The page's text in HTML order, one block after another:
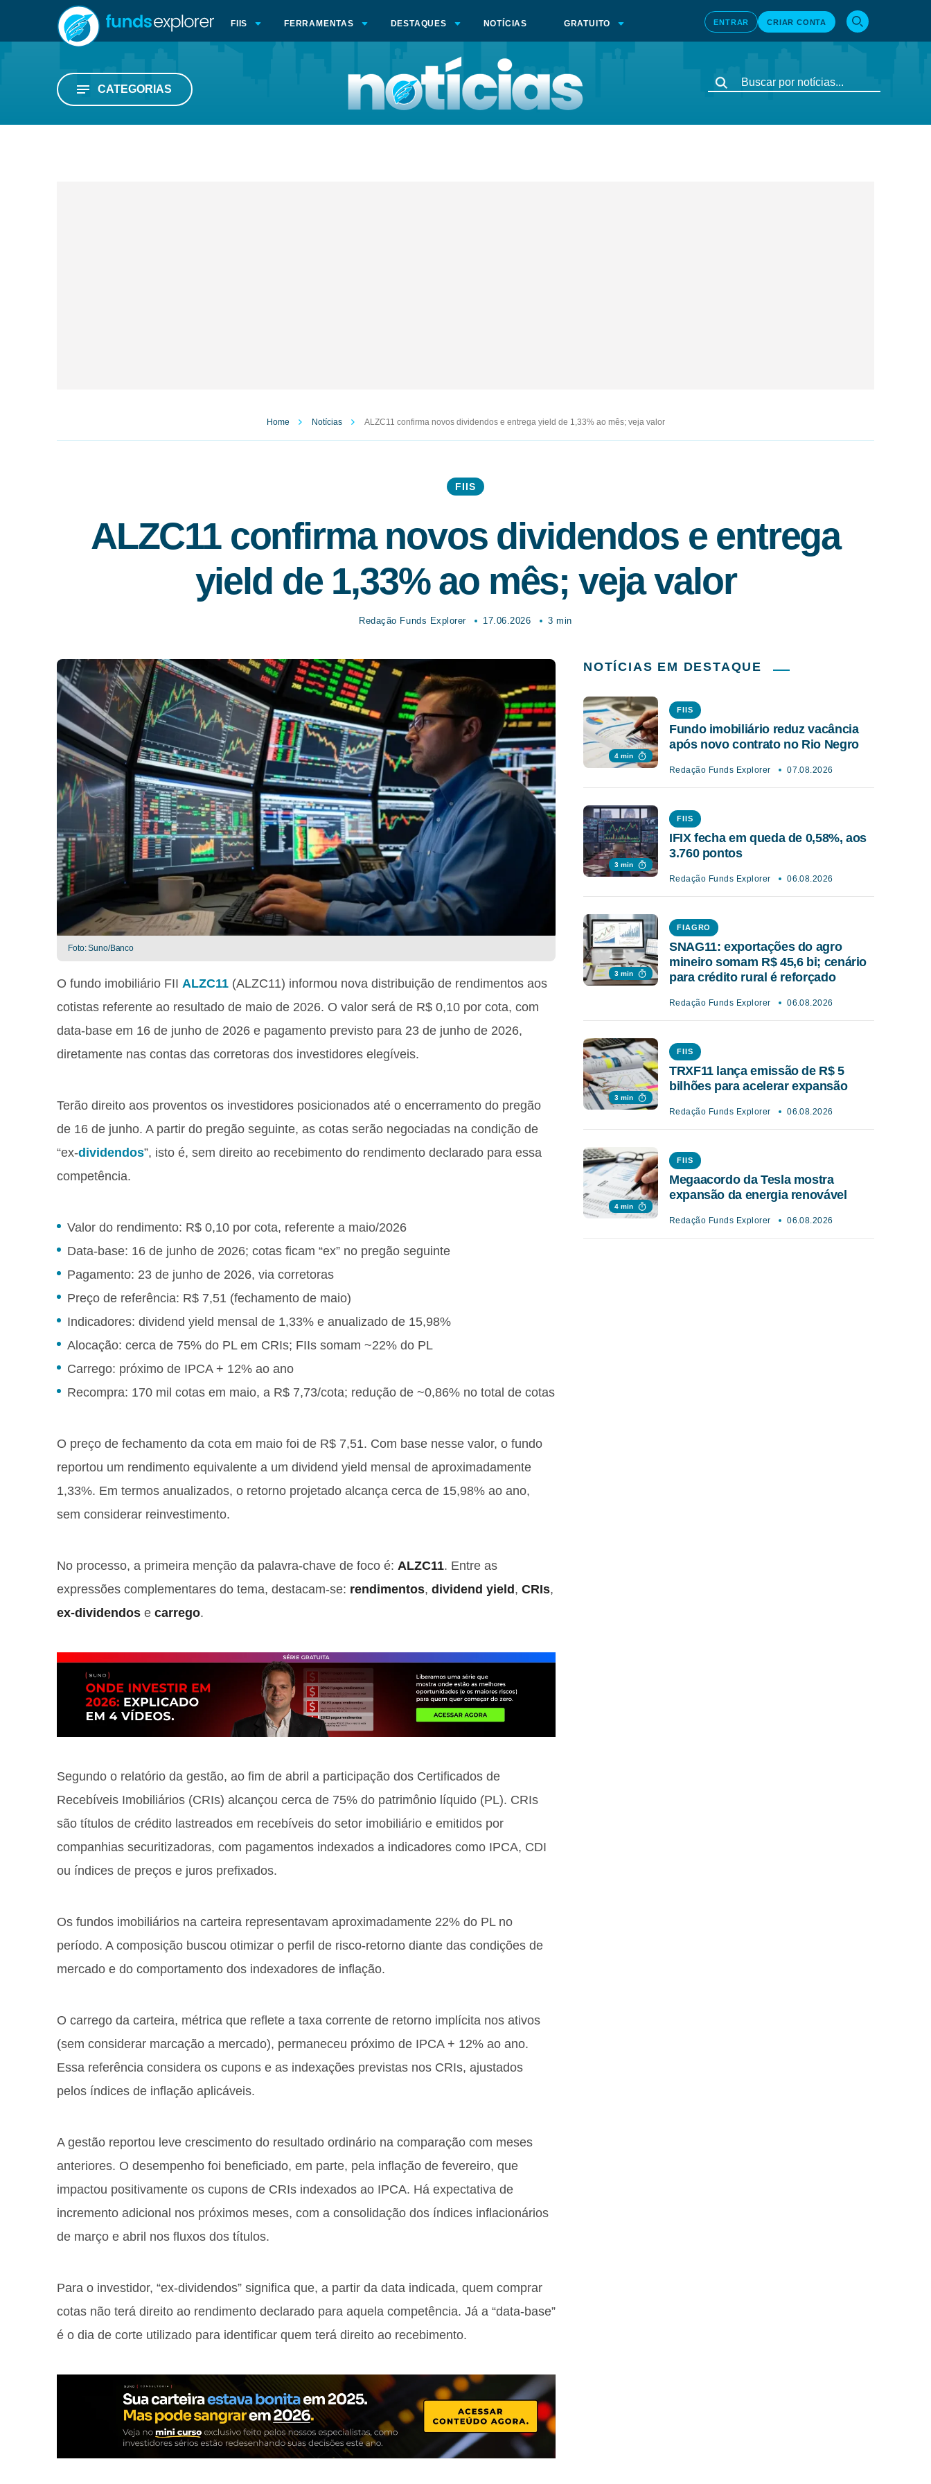
FIIS FERRAMENTAS DESTAQUES NOTÍCIAS GRATUITO ENTRAR CRIAR CONTA
CATEGORIAS
Home Notícias ALZC11 confirma novos dividendos e entrega yield de 1,33% ao mês; veja valor
FIIS
ALZC11 confirma novos dividendos e entrega
yield de 1,33% ao mês; veja valor
Redação Funds Explorer 17.06.2026 3 min
Foto: Suno/Banco
O fundo imobiliário FII ALZC11 (ALZC11) informou nova distribuição de rendimentos aos
cotistas referente ao resultado de maio de 2026. O valor será de R$ 0,10 por cota, com
data-base em 16 de junho de 2026 e pagamento previsto para 23 de junho de 2026,
diretamente nas contas das corretoras dos investidores elegíveis.
Terão direito aos proventos os investidores posicionados até o encerramento do pregão
de 16 de junho. A partir do pregão seguinte, as cotas serão negociadas na condição de
“ex-dividendos”, isto é, sem direito ao recebimento do rendimento declarado para essa
competência.
Valor do rendimento: R$ 0,10 por cota, referente a maio/2026
Data-base: 16 de junho de 2026; cotas ficam “ex” no pregão seguinte
Pagamento: 23 de junho de 2026, via corretoras
Preço de referência: R$ 7,51 (fechamento de maio)
Indicadores: dividend yield mensal de 1,33% e anualizado de 15,98%
Alocação: cerca de 75% do PL em CRIs; FIIs somam ~22% do PL
Carrego: próximo de IPCA + 12% ao ano
Recompra: 170 mil cotas em maio, a R$ 7,73/cota; redução de ~0,86% no total de cotas
O preço de fechamento da cota em maio foi de R$ 7,51. Com base nesse valor, o fundo
reportou um rendimento equivalente a um dividend yield mensal de aproximadamente
1,33%. Em termos anualizados, o retorno projetado alcança cerca de 15,98% ao ano,
sem considerar reinvestimento.
No processo, a primeira menção da palavra-chave de foco é: ALZC11. Entre as
expressões complementares do tema, destacam-se: rendimentos, dividend yield , CRIs,
ex-dividendos e carrego.
Segundo o relatório da gestão, ao fim de abril a participação dos Certificados de
Recebíveis Imobiliários (CRIs) alcançou cerca de 75% do patrimônio líquido (PL). CRIs
são títulos de crédito lastreados em recebíveis do setor imobiliário e emitidos por
companhias securitizadoras, com pagamentos indexados a indicadores como IPCA, CDI
ou índices de preços e juros prefixados.
Os fundos imobiliários na carteira representavam aproximadamente 22% do PL no
período. A composição buscou otimizar o perfil de risco-retorno diante das condições de
mercado e do comportamento dos indexadores de inflação.
O carrego da carteira, métrica que reflete a taxa corrente de retorno implícita nos ativos
(sem considerar marcação a mercado), permaneceu próximo de IPCA + 12% ao ano.
Essa referência considera os cupons e as indexações previstas nos CRIs, ajustados
pelos índices de inflação aplicáveis.
A gestão reportou leve crescimento do resultado ordinário na comparação com meses
anteriores. O desempenho foi beneficiado, em parte, pela inflação de fevereiro, que
impactou positivamente os cupons de CRIs indexados ao IPCA. Há expectativa de
incremento adicional nos próximos meses, com a consolidação dos índices inflacionários
de março e abril nos fluxos dos títulos.
Para o investidor, “ex-dividendos” significa que, a partir da data indicada, quem comprar
cotas não terá direito ao rendimento declarado para aquela competência. Já a “data-base”
é o dia de corte utilizado para identificar quem terá direito ao recebimento.
NOTÍCIAS EM DESTAQUE
4 min
FIIS
Fundo imobiliário reduz vacância
após novo contrato no Rio Negro
Redação Funds Explorer 07.08.2026
3 min
FIIS
IFIX fecha em queda de 0,58%, aos
3.760 pontos
Redação Funds Explorer 06.08.2026
3 min
FIAGRO
SNAG11: exportações do agro
mineiro somam R$ 45,6 bi; cenário
para crédito rural é reforçado
Redação Funds Explorer 06.08.2026
3 min
FIIS
TRXF11 lança emissão de R$ 5
bilhões para acelerar expansão
Redação Funds Explorer 06.08.2026
4 min
FIIS
Megaacordo da Tesla mostra
expansão da energia renovável
Redação Funds Explorer 06.08.2026